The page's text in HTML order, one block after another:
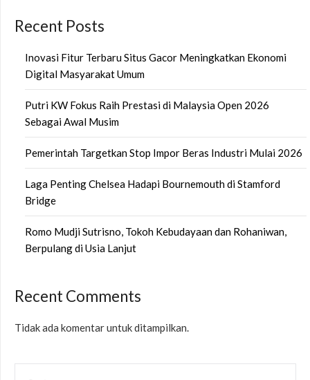
Recent Posts
Inovasi Fitur Terbaru Situs Gacor Meningkatkan Ekonomi
Digital Masyarakat Umum
Putri KW Fokus Raih Prestasi di Malaysia Open 2026
Sebagai Awal Musim
Pemerintah Targetkan Stop Impor Beras Industri Mulai 2026
Laga Penting Chelsea Hadapi Bournemouth di Stamford
Bridge
Romo Mudji Sutrisno, Tokoh Kebudayaan dan Rohaniwan,
Berpulang di Usia Lanjut
Recent Comments
Tidak ada komentar untuk ditampilkan.